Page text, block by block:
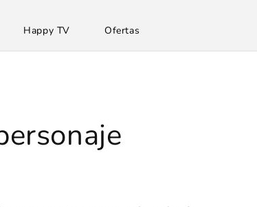
Happy TV Ofertas
o
m